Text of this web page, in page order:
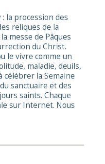
la procession des
reliques de la
messe de Pâques
du Christ.
le vivre comme un
maladie, deuils,
célébrer la Semaine
sanctuaire et des
saints. Chaque
sur Internet. Nous